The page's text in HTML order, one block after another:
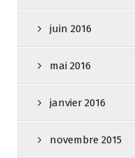
juin 2016
mai 2016
janvier 2016
novembre 2015